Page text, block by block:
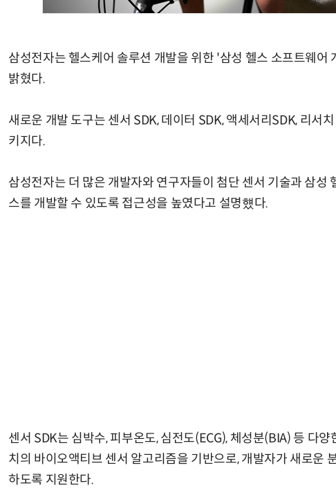
삼성전자는 헬스케어 솔루션 개발을 위한 '삼성 헬스 소프트웨
밝혔다.
새로운 개발 도구는 센서 SDK, 데이터 SDK, 액세서리SDK, 리서
키지다.
삼성전자는 더 많은 개발자와 연구자들이 첨단 센서 기술과 삼성
스를 개발할 수 있도록 접근성을 높였다고 설명헀다.
센서 SDK는 심박수, 피부온도, 심전도(ECG), 체성분(BIA) 등 다
치의 바이오액티브 센서 알고리즘을 기반으로, 개발자가 새로운
하도록 지원한다.